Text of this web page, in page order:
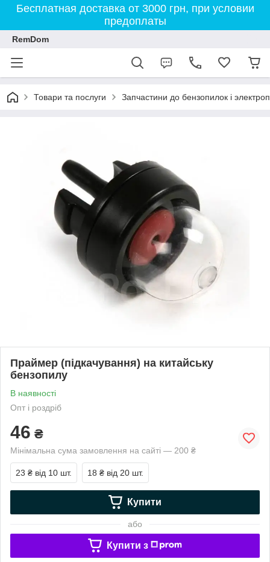
Бесплатная доставка от 3000 грн, при условии
предоплаты
RemDom
Товари та послуги Запчастини до бензопилок і
Праймер (підкачування) на китайську
бензопилу
В наявності
Опт і роздріб
46 ₴
Мінімальна сума замовлення на сайті — 200 ₴
23 ₴ від 10 шт. 18 ₴ від 20 шт.
Купити
або
Купити з